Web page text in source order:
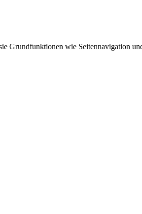
Grundfunktionen wie Seitennavigation